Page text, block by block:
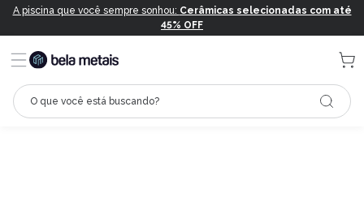
A piscina que você sempre sonhou: Cerâmicas selecionadas com até
45% OFF